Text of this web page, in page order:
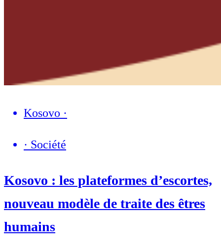
Kosovo ·
· Société
Kosovo : les plateformes d’escortes,
nouveau modèle de traite des êtres
humains